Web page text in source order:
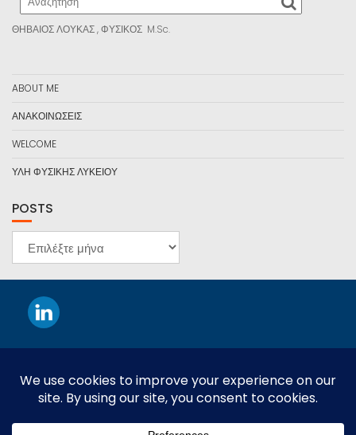
ΘΗΒΑΙΟΣ ΛΟΥΚΑΣ , ΦΥΣΙΚΟΣ M.Sc.
ABOUT ME
ΑΝΑΚΟΙΝΩΣΕΙΣ
WELCOME
ΥΛΗ ΦΥΣΙΚΗΣ ΛΥΚΕΙΟΥ
POSTS
This work is licensed under aCreative Commons Attribution-
NonCommercial-NoDerivatives 4.0 International License.